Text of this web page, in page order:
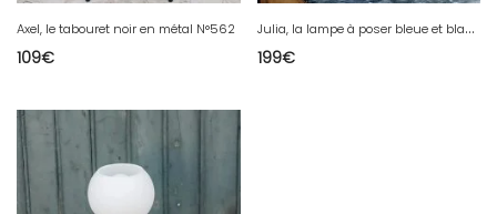
Axel, le tabouret noir en métal N°562
109€
J
ulia, la lampe à poser bleue et blanche N°568
199€